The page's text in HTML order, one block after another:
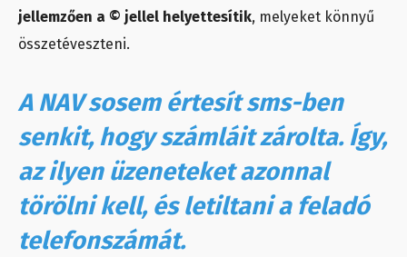
jellemzően a © jellel helyettesítik, melyeket könnyű
összetéveszteni.
A NAV sosem értesít sms-ben
senkit, hogy számláit zárolta. Így,
az ilyen üzeneteket azonnal
törölni kell, és letiltani a feladó
telefonszámát.